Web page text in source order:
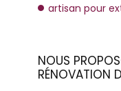
artisan pour
NOUS
RÉNOVATION